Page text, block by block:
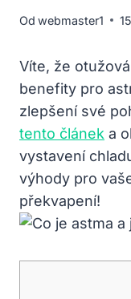
Od webmaster1
Víte, že
benefity pro
zlepšení své
tento článek a
vystavení
výhody pro
překvapení!